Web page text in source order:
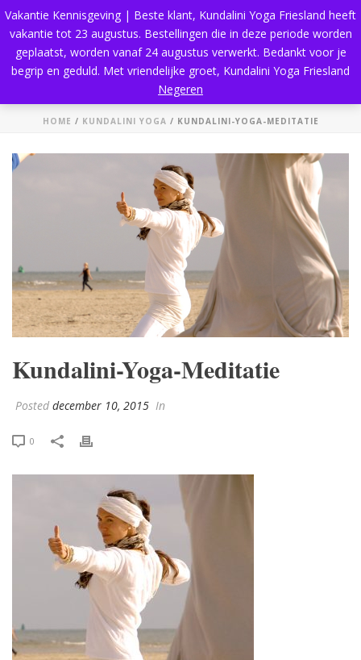
Kundalini-Yoga-Meditatie
HOME / KUNDALINI YOGA / KUNDALINI-YOGA-MEDITATIE
Kundalini-Yoga-Meditatie
Posted december 10, 2015 In
0
Vakantie Kennisgeving | Beste klant, Kundalini Yoga Friesland heeft
vakantie tot 23 augustus. Bestellingen die in deze periode worden
geplaatst, worden vanaf 24 augustus verwerkt. Bedankt voor je
begrip en geduld. Met vriendelijke groet, Kundalini Yoga Friesland
Negeren